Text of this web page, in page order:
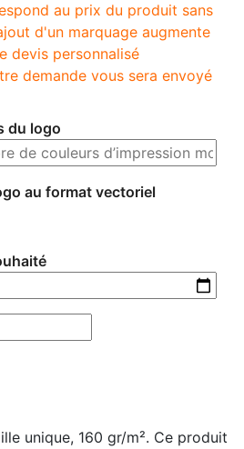
au prix du produit sans
d'un marquage augmente
devis personnalisé
demande vous sera envoyé
du logo
au format vectoriel
unique, 160 gr/m². Ce produit